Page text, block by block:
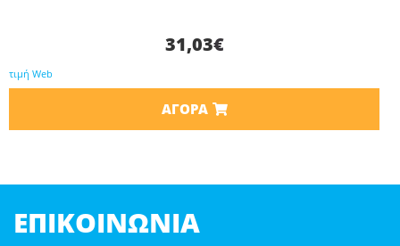
31,03€
τιμή Web
ΑΓΟΡΆ
ΕΠΙΚΟΙΝΩΝΊΑ